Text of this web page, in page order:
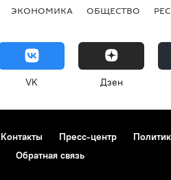
ЭКОНОМИКА ОБЩЕСТВО
VK Дзен
Контакты Пресс-центр
Обратная связь